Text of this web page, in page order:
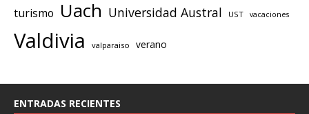
turismo Uach Universidad Austral UST vacaciones
Valdivia valparaiso verano
ENTRADAS RECIENTES